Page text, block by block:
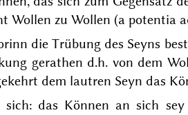
Wollen zu Wollen (a potentia
die Trübung des Seyns
gerathen d.h. von dem
dem lautren Seyn das
das Können an sich